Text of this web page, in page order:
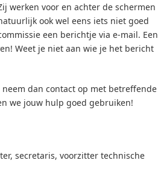
werken voor en achter de schermen
ook wel eens iets niet goed
een berichtje via e-mail. Een
Weet je niet aan wie je het bericht
dan contact op met betreffende
we jouw hulp goed gebruiken!
secretaris, voorzitter technische